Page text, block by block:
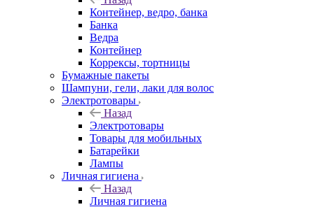
Контейнер, ведро, банка
Банка
Ведра
Контейнер
Коррексы, тортницы
Бумажные пакеты
Шампуни, гели, лаки для волос
Электротовары
Назад
Электротовары
Товары для мобильных
Батарейки
Лампы
Личная гигиена
Назад
Личная гигиена